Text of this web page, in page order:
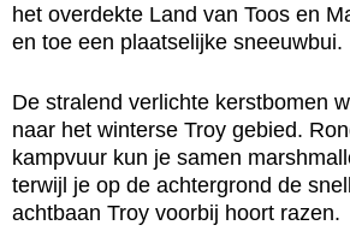
het overdekte Land van Toos en
en toe een plaatselijke sneeuwbui.
De stralend verlichte kerstbomen
naar het winterse Troy gebied.
kampvuur kun je samen
terwijl je op de achtergrond de
achtbaan Troy voorbij hoort razen.